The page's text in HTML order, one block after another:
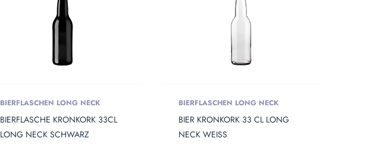
BIERFLASCHEN LONG NECK
BIERFLASCHE KRONKORK 33CL
LONG NECK SCHWARZ
BIERFLASCHEN LONG NECK
BIER KRONKORK 33 CL LONG
NECK WEISS